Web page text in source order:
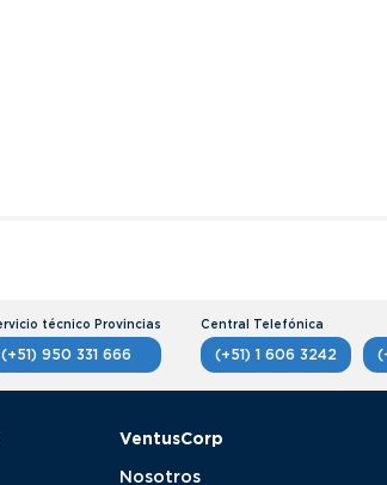
(+51) 950 331 666 (+51) 1 606 3242
VentusCorp
Nosotros